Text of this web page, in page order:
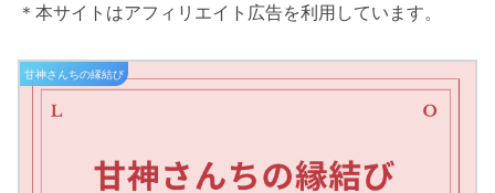
＊本サイトはアフィリエイト広告を利用しています。
甘神さんちの縁結び